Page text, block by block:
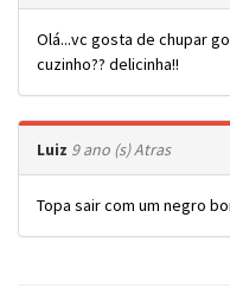
Olá...vc gosta de chupar
cuzinho?? delicinha!!
Luiz 9 ano (s) Atras
Topa sair com um negro